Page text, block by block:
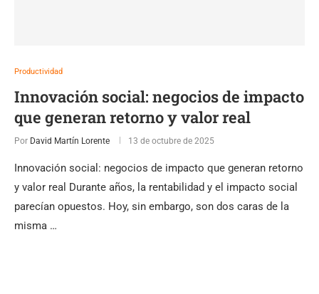
Productividad
Innovación social: negocios de impacto
que generan retorno y valor real
Por David Martín Lorente 13 de octubre de 2025
Innovación social: negocios de impacto que generan retorno
y valor real Durante años, la rentabilidad y el impacto social
parecían opuestos. Hoy, sin embargo, son dos caras de la
misma …